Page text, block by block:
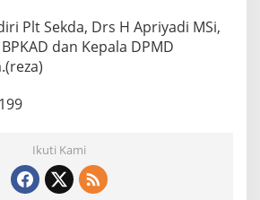
Plt Sekda, Drs H Apriyadi MSi,
dan Kepala DPMD
Ikuti Kami